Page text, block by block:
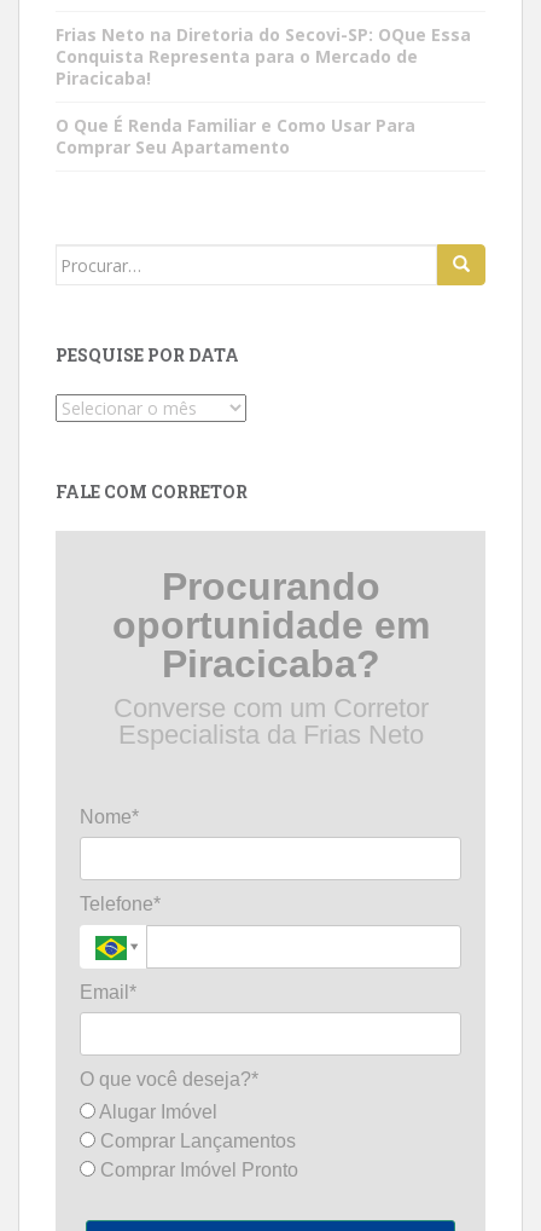
Frias Neto na Diretoria do Secovi-SP: OQue Essa
Conquista Representa para o Mercado de
Piracicaba!
O Que É Renda Familiar e Como Usar Para
Comprar Seu Apartamento
Search
PESQUISE POR DATA
Pesquise
FALE COM CORRETOR
Procurando
oportunidade em
Piracicaba?
Converse com um Corretor
Especialista da Frias Neto
Nome*
Telefone*
Email*
O que você deseja?*
Alugar Imóvel
Comprar Lançamentos
Comprar Imóvel Pronto